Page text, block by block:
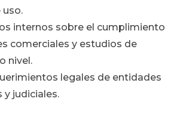
uso.
internos sobre el cumplimiento
comerciales y estudios de
nivel.
legales de entidades
judiciales.